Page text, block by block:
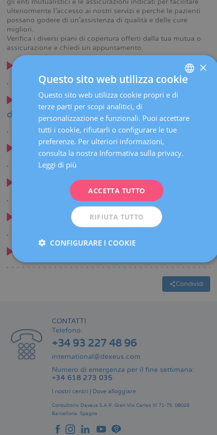
gli enti mutualistici e le assicurazioni indicati per facilitare
ulteriormente l’accesso ai nostri servizi e perché le pazienti
possano godere di un’assistenza di qualità e delle cure
migliori.
Verifica i diversi piani di copertura offerti dalla tua mutua o
assicurazione e chiedi un appuntamento.
Barcellona - Hospital Universitari Dexeus
Sant Cugat - Hospital Universitari General
de Catalunya
Sabadell - Hospital QuirónSalud del Vallès
Manresa - Clínica Sant Josep
Tarragona - Hospital Viamed
Condividi
CONTATTI
Telefono:
+34 93 227 48 96
international@dexeus.com
Numero di emergenza per il fine settimana:
+34 618 273 035
I nostri centri Dove alloggiare
Consultorio Dexeus S.A.P. Gran Via Carles III 71-75. 08028
Barcellona. Spagna
SPANISH
DEUTSCH
×
Questo sito web utilizza cookie
Questo sito web utilizza cookie propri e di
terze parti per scopi analitici, di
personalizzazione e funzionali. Puoi accettare
tutti i cookie, rifiutarli o configurare le tue
preferenze. Per ulteriori informazioni,
consulta la nostra Informativa sulla privacy.
Leggi di più
ACCETTA TUTTO
RIFIUTA TUTTO
CONFIGURARE I COOKIE